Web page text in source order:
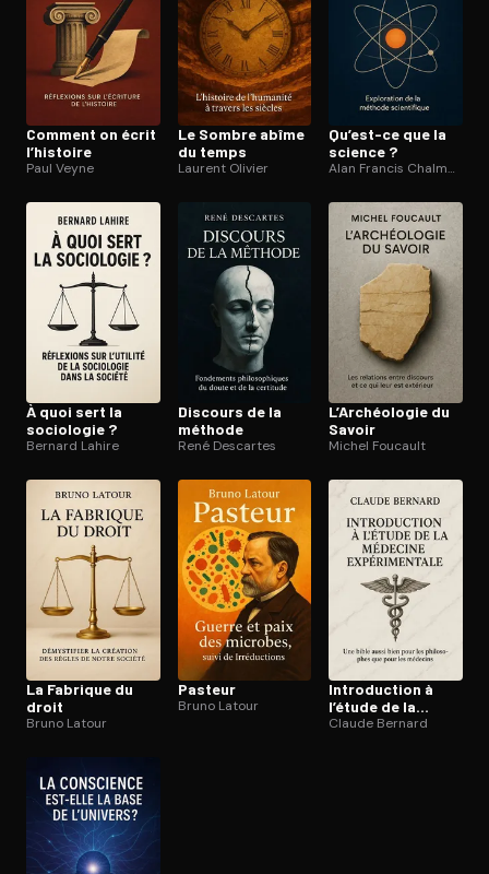
Comment on écrit
l’histoire
Paul Veyne
Le Sombre abîme
du temps
Laurent Olivier
Qu’est-ce que la
science ?
Alan Francis Chalmers
À quoi sert la
sociologie ?
Bernard Lahire
Discours de la
méthode
René Descartes
L’Archéologie du
Savoir
Michel Foucault
La Fabrique du
droit
Bruno Latour
Pasteur
Bruno Latour
In­tro­duc­tion à
l’étude de la
médecine ex­pé­ri­
Claude Bernard